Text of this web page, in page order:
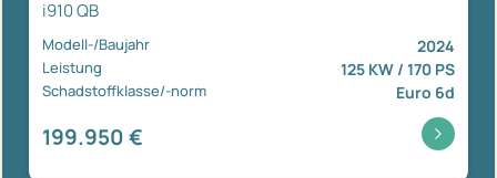
i910 QB
Modell-/Baujahr 2024
Leistung 125 KW / 170 PS
Schadstoffklasse/-norm Euro 6d
199.950 €